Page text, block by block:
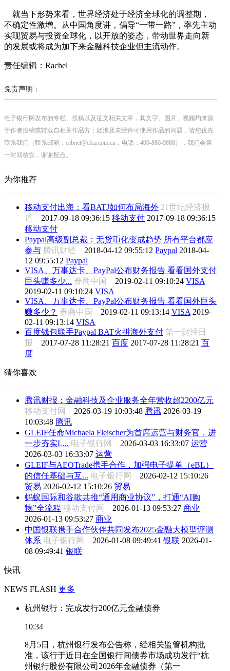
就当下形势来看，世界经济处于经济全球化的调整期，
不确定性激增。从中国角度讲，倡导“一带一路”，率先主动
实现贸易与投资全球化，以开放的姿态，带动世界走向新
的发展或将成为加下来金融科技企业但主流动作。
责任编辑：Rachel
免责声明：
电子银行网发布的专栏、投稿以及征文相关文章，其文字、图片、视频均来源
于作者投稿或转载自相关作品方；如涉及未经许可使用作品的问题，请您优先
联系我们（联系邮箱：cebnet@cfca.com.cn，电话：400-880-9888），我们会第
一时间核实，谢谢配合。
为你推荐
移动支付出海：看BATJ如何布局海外 21世纪经济报
道 2017-09-18 09:36:15 移动支付 2017-09-18 09:36:15
移动支付
Paypal高级副总裁：无货币化变成趋势 所有平台都应
参与 腾讯财经 2018-04-12 09:55:12 Paypal 2018-04-
12 09:55:12 Paypal
VISA、万事达卡、PayPal公布财务报告 看看国外支付
巨头赚多少... 券商中国 2019-02-11 09:10:24 VISA
2019-02-11 09:10:24 VISA
VISA、万事达卡、PayPal公布财务报告 看看国外巨头
赚多少？ 券商中国 2019-02-11 09:13:14 VISA 2019-
02-11 09:13:14 VISA
百度钱包联手Paypal BAT火拼海外支付 第一财经日
报 2017-07-28 11:28:21 百度 2017-07-28 11:28:21 百
度
猜你喜欢
腾讯财报：金融科技及企业服务全年营收超2200亿元
移动支付网 2026-03-19 10:03:48 腾讯 2026-03-19
10:03:48 腾讯
GLEIF任命Michaela Fleischer为首席运营与财务官，进
一步夯实L... 电子银行网 2026-03-03 16:33:07 运营
2026-03-03 16:33:07 运营
GLEIF与AEOTrade携手合作，加强电子提单（eBL）
的信任基础与互... 电子银行网 2026-02-12 15:10:26
贸易 2026-02-12 15:10:26 贸易
蚂蚁国际和谷歌共推“通用商业协议”，打通“AI购
物”全流程 移动支付网 2026-01-13 09:53:27 商业
2026-01-13 09:53:27 商业
中国银联携手合作伙伴共同发布2025金融大模型评测
体系 电子银行网 2026-01-08 09:49:41 银联 2026-01-
08 09:49:41 银联
快讯
NEWS FLASH 更多
杭州银行：完成发行200亿元金融债券
10:34
8月5日，杭州银行发布公告称，经相关监管机构批
准，该行于近日在全国银行间债券市场成功发行“杭
州银行股份有限公司2026年金融债券（第一